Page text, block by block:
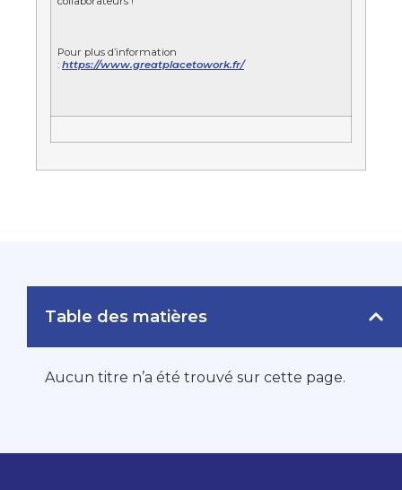
Pour plus d’information
: https://www.greatplacetowork.fr/
Table des matières
Aucun titre n’a été trouvé sur cette page.